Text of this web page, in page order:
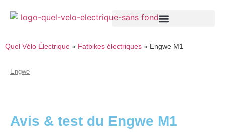
Quel Vélo Électrique » Fatbikes électriques » Engwe M1
Engwe
Avis & test du Engwe M1